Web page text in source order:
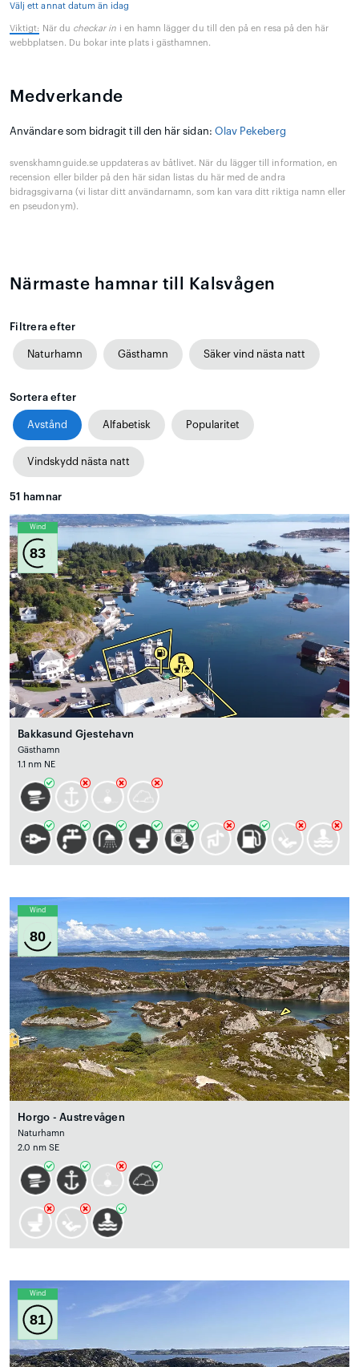
Välj ett annat datum än idag
Viktigt: När du checkar in i en hamn lägger du till den på en resa på den här
webbplatsen. Du bokar inte plats i gästhamnen.
Medverkande
Användare som bidragit till den här sidan: Olav Pekeberg
svenskhamnguide.se uppdateras av båtlivet. När du lägger till information, en
recension eller bilder på den här sidan listas du här med de andra
bidragsgivarna (vi listar ditt användarnamn, som kan vara ditt riktiga namn eller
en pseudonym).
Närmaste hamnar till Kalsvågen
Filtrera efter
Naturhamn Gästhamn Säker vind nästa natt
Sortera efter
Avstånd Alfabetisk Popularitet
Vindskydd nästa natt
51 hamnar
Wind
83
Bakkasund Gjestehavn
Gästhamn
1.1 nm NE
Wind
80
Horgo - Austrevågen
Naturhamn
2.0 nm SE
Wind
81